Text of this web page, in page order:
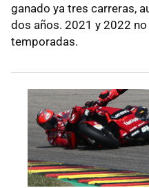
ganado ya tres carreras,
dos años. 2021 y 2022
temporadas.